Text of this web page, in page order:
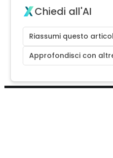
Chiedi all'AI
Riassumi questo
Approfondisci con